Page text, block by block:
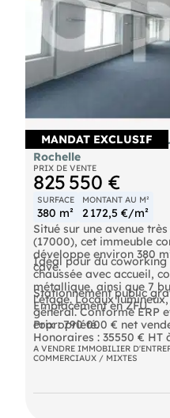
MANDAT EXCLUSIF
Vente immeuble
Rochelle
PRIX DE VENTE
825 550 €
SURFACE
380 m²
MONTANT AU M²
2 172,5 €/m²
Situé sur une avenue
(17000), cet immeuble
développe environ 380
cave.
Idéal pour du coworking
chaussée avec accueil,
métallique, ainsi que 7
l'étage. Locaux
général. Conforme ERP
copropriété.
Stationnement public
Emplacement en ZFU.
Prix : 790 000 € net
Honoraires : 35550 € HT
l'acquéreur
Disponibilité : libre à la
- Prix de vente : 790000
A VENDRE IMMOBILIER
COMMERCIAUX / MIXTES